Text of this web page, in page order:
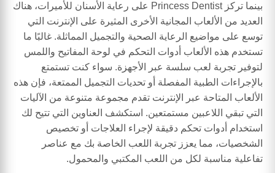
بينما تركز Princess Dentist على رعاية الأسنان للأميرات، هناك
العديد من الألعاب المجانية الأخرى المثيرة على الإنترنت التي
توسع على مواضيع الرعاية الصحية والتجميل المماثلة. غالبًا ما
تستخدم هذه الألعاب أدوات التحكم في لوحة المفاتيح واللمس
لتوفير تجربة لعب سلسة عبر الأجهزة. سواء كنت تستمتع
بالإجراءات الطبية المفصلة أو تحديات التجميل الممتعة، فإن هذه
الألعاب المتاحة عبر الإنترنت تقدم مجموعة متنوعة من الآليات
التي تبقي اللاعبين مستمتعين. استكشف العناوين التي تتيح لك
استخدام أدوات تحكم دقيقة لإجراء العلاجات أو تخصيص
الشخصيات، مما يعزز تجربة اللعب الخاصة بك مع عناصر
تفاعلية مناسبة لكل من اللعب المكتبي والمحمول.